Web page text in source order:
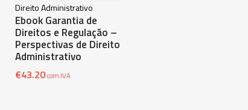
Direito Administrativo
Ebook Garantia de
Direitos e Regulação –
Perspectivas de Direito
Administrativo
€43.20com IVA